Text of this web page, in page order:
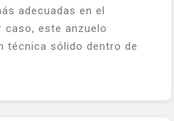
adecuadas en el
caso, este anzuelo
técnica sólido dentro de